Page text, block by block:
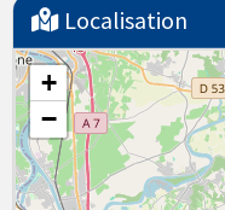
Localisation
+
−